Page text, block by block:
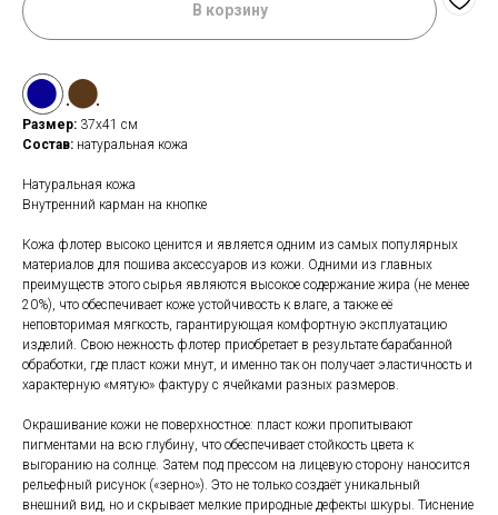
В корзину
⬤ ⬤
Размер: 37x41 см
Состав: натуральная кожа
Натуральная кожа
Внутренний карман на кнопке
Кожа флотер высоко ценится и является одним из самых популярных
материалов для пошива аксессуаров из кожи. Одними из главных
преимуществ этого сырья являются высокое содержание жира (не менее
20%), что обеспечивает коже устойчивость к влаге, а также её
неповторимая мягкость, гарантирующая комфортную эксплуатацию
изделий. Свою нежность флотер приобретает в результате барабанной
обработки, где пласт кожи мнут, и именно так он получает эластичность и
характерную «мятую» фактуру с ячейками разных размеров.
Окрашивание кожи не поверхностное: пласт кожи пропитывают
пигментами на всю глубину, что обеспечивает стойкость цвета к
выгоранию на солнце. Затем под прессом на лицевую сторону наносится
рельефный рисунок («зерно»). Это не только создаёт уникальный
внешний вид, но и скрывает мелкие природные дефекты шкуры. Тиснение